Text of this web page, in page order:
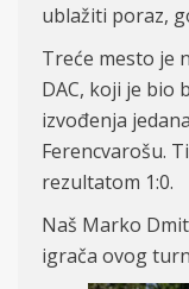
ublažiti poraz,
Treće mesto je
DAC, koji je bio
izvođenja
Ferencvarošu.
rezultatom 1:0.
Naš Marko
igrača ovog